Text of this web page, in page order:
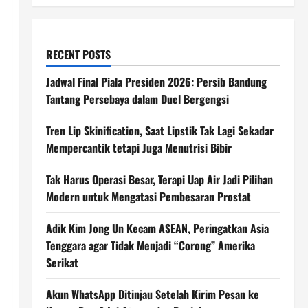
RECENT POSTS
Jadwal Final Piala Presiden 2026: Persib Bandung
Tantang Persebaya dalam Duel Bergengsi
Tren Lip Skinification, Saat Lipstik Tak Lagi Sekadar
Mempercantik tetapi Juga Menutrisi Bibir
Tak Harus Operasi Besar, Terapi Uap Air Jadi Pilihan
Modern untuk Mengatasi Pembesaran Prostat
Adik Kim Jong Un Kecam ASEAN, Peringatkan Asia
Tenggara agar Tidak Menjadi “Corong” Amerika
Serikat
Akun WhatsApp Ditinjau Setelah Kirim Pesan ke